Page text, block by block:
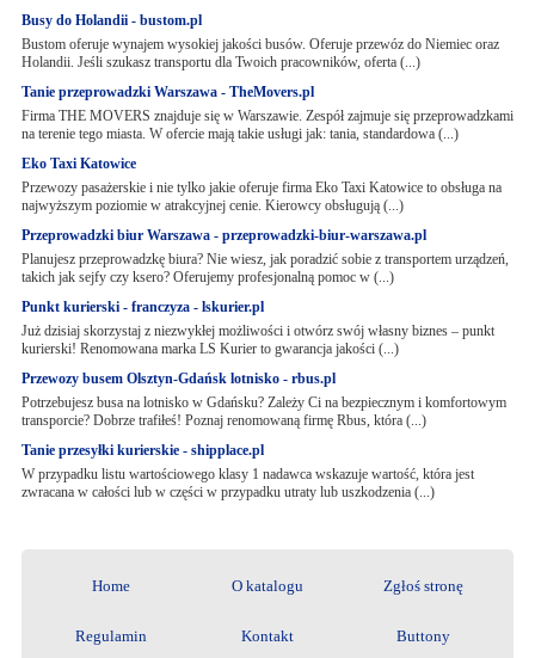
Busy do Holandii - bustom.pl
Bustom oferuje wynajem wysokiej jakości busów. Oferuje przewóz do Niemiec oraz
Holandii. Jeśli szukasz transportu dla Twoich pracowników, oferta (...)
Tanie przeprowadzki Warszawa - TheMovers.pl
Firma THE MOVERS znajduje się w Warszawie. Zespół zajmuje się przeprowadzkami
na terenie tego miasta. W ofercie mają takie usługi jak: tania, standardowa (...)
Eko Taxi Katowice
Przewozy pasażerskie i nie tylko jakie oferuje firma Eko Taxi Katowice to obsługa na
najwyższym poziomie w atrakcyjnej cenie. Kierowcy obsługują (...)
Przeprowadzki biur Warszawa - przeprowadzki-biur-warszawa.pl
Planujesz przeprowadzkę biura? Nie wiesz, jak poradzić sobie z transportem urządzeń,
takich jak sejfy czy ksero? Oferujemy profesjonalną pomoc w (...)
Punkt kurierski - franczyza - lskurier.pl
Już dzisiaj skorzystaj z niezwykłej możliwości i otwórz swój własny biznes – punkt
kurierski! Renomowana marka LS Kurier to gwarancja jakości (...)
Przewozy busem Olsztyn-Gdańsk lotnisko - rbus.pl
Potrzebujesz busa na lotnisko w Gdańsku? Zależy Ci na bezpiecznym i komfortowym
transporcie? Dobrze trafiłeś! Poznaj renomowaną firmę Rbus, która (...)
Tanie przesyłki kurierskie - shipplace.pl
W przypadku listu wartościowego klasy 1 nadawca wskazuje wartość, która jest
zwracana w całości lub w części w przypadku utraty lub uszkodzenia (...)
Home O katalogu Zgłoś stronę
Regulamin Kontakt Buttony